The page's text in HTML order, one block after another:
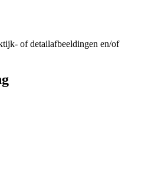
of detailafbeeldingen en/of